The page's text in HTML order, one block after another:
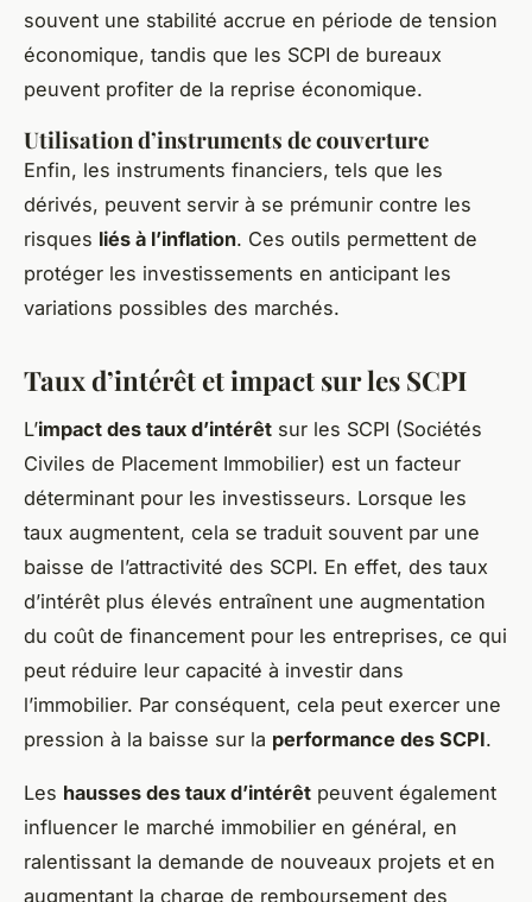
souvent une stabilité accrue en période de tension
économique, tandis que les SCPI de bureaux
peuvent profiter de la reprise économique.
Utilisation d’instruments de couverture
Enfin, les instruments financiers, tels que les
dérivés, peuvent servir à se prémunir contre les
risques liés à l’inflation. Ces outils permettent de
protéger les investissements en anticipant les
variations possibles des marchés.
Taux d’intérêt et impact sur les SCPI
L’impact des taux d’intérêt sur les SCPI (Sociétés
Civiles de Placement Immobilier) est un facteur
déterminant pour les investisseurs. Lorsque les
taux augmentent, cela se traduit souvent par une
baisse de l’attractivité des SCPI. En effet, des taux
d’intérêt plus élevés entraînent une augmentation
du coût de financement pour les entreprises, ce qui
peut réduire leur capacité à investir dans
l’immobilier. Par conséquent, cela peut exercer une
pression à la baisse sur la performance des SCPI.
Les hausses des taux d’intérêt peuvent également
influencer le marché immobilier en général, en
ralentissant la demande de nouveaux projets et en
augmentant la charge de remboursement des